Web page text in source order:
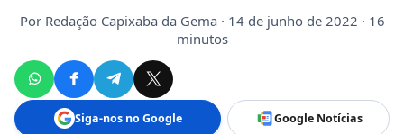
Por Redação Capixaba da Gema· 14 de junho de 2022 · 16
minutos
Siga-nos no Google Google Notícias